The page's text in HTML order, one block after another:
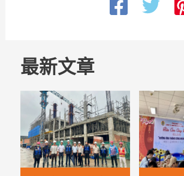
最新文章